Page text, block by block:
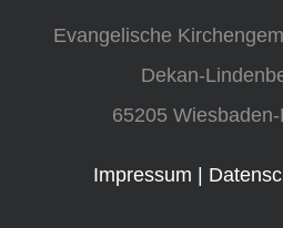
Evangelische
Dekan-
65205
Impressum |